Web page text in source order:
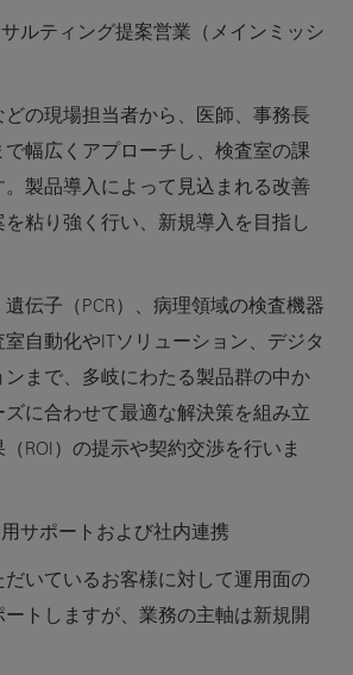
ルティング提案営業（メインミッシ
の現場担当者から、医師、事務長
幅広くアプローチし、検査室の課
製品導入によって見込まれる改善
粘り強く行い、新規導入を目指し
伝子（PCR）、病理領域の検査機器
自動化やITソリューション、デジタ
まで、多岐にわたる製品群の中か
ズに合わせて最適な解決策を組み立
ROI）の提示や契約交渉を行いま
サポートおよび社内連携
いているお客様に対して運用面の
トしますが、業務の主軸は新規開